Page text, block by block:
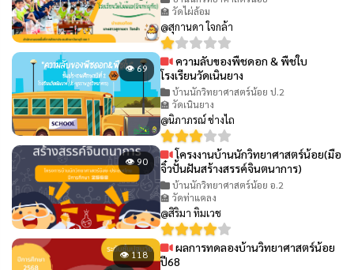
🏫 วัดไผ่ล้อม
@สุกานดา ใจกล้า
👁 69
ความลับของพืชดอก & พืชใบ
โรงเรียนวัดเนินยาง
บ้านนักวิทยาศาสตร์น้อย ป.2
🏫 วัดเนินยาง
@นิภาภรณ์ ช่างไถ
👁 90
โครงงานบ้านนักวิทยาศาสตร์น้อย(มือ
จิ๋วปั้นฝันสร้างสรรค์จินตนาการ)
บ้านนักวิทยาศาสตร์น้อย อ.2
🏫 วัดท่าแคลง
@สิริมา ทิมเวช
👁 118
ผลการทดลองบ้านวิทยาศาสตร์น้อย
ปี68